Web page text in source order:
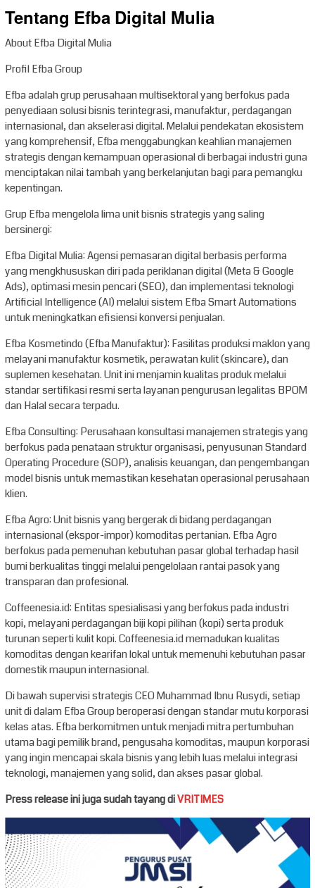
Tentang Efba Digital Mulia
About Efba Digital Mulia
Profil Efba Group
Efba adalah grup perusahaan multisektoral yang berfokus pada
penyediaan solusi bisnis terintegrasi, manufaktur, perdagangan
internasional, dan akselerasi digital. Melalui pendekatan ekosistem
yang komprehensif, Efba menggabungkan keahlian manajemen
strategis dengan kemampuan operasional di berbagai industri guna
menciptakan nilai tambah yang berkelanjutan bagi para pemangku
kepentingan.
Grup Efba mengelola lima unit bisnis strategis yang saling
bersinergi:
Efba Digital Mulia: Agensi pemasaran digital berbasis performa
yang mengkhususkan diri pada periklanan digital (Meta & Google
Ads), optimasi mesin pencari (SEO), dan implementasi teknologi
Artificial Intelligence (AI) melalui sistem Efba Smart Automations
untuk meningkatkan efisiensi konversi penjualan.
Efba Kosmetindo (Efba Manufaktur): Fasilitas produksi maklon yang
melayani manufaktur kosmetik, perawatan kulit (skincare), dan
suplemen kesehatan. Unit ini menjamin kualitas produk melalui
standar sertifikasi resmi serta layanan pengurusan legalitas BPOM
dan Halal secara terpadu.
Efba Consulting: Perusahaan konsultasi manajemen strategis yang
berfokus pada penataan struktur organisasi, penyusunan Standard
Operating Procedure (SOP), analisis keuangan, dan pengembangan
model bisnis untuk memastikan kesehatan operasional perusahaan
klien.
Efba Agro: Unit bisnis yang bergerak di bidang perdagangan
internasional (ekspor-impor) komoditas pertanian. Efba Agro
berfokus pada pemenuhan kebutuhan pasar global terhadap hasil
bumi berkualitas tinggi melalui pengelolaan rantai pasok yang
transparan dan profesional.
Coffeenesia.id: Entitas spesialisasi yang berfokus pada industri
kopi, melayani perdagangan biji kopi pilihan (kopi) serta produk
turunan seperti kulit kopi. Coffeenesia.id memadukan kualitas
komoditas dengan kearifan lokal untuk memenuhi kebutuhan pasar
domestik maupun internasional.
Di bawah supervisi strategis CEO Muhammad Ibnu Rusydi, setiap
unit di dalam Efba Group beroperasi dengan standar mutu korporasi
kelas atas. Efba berkomitmen untuk menjadi mitra pertumbuhan
utama bagi pemilik brand, pengusaha komoditas, maupun korporasi
yang ingin mencapai skala bisnis yang lebih luas melalui integrasi
teknologi, manajemen yang solid, dan akses pasar global.
Press release ini juga sudah tayang diVRITIMES